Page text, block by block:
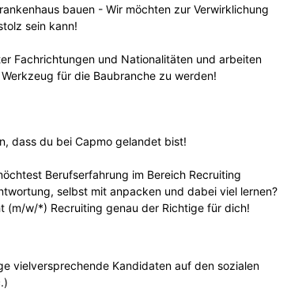
bauen - Wir möchten zur Verwirklichung
sein kann!
Fachrichtungen und Nationalitäten und arbeiten
für die Baubranche zu werden!
dass du bei Capmo gelandet bist!
Berufserfahrung im Bereich Recruiting
selbst mit anpacken und dabei viel lernen?
(m/w/*) Recruiting genau der Richtige für dich!
vielversprechende Kandidaten auf den sozialen